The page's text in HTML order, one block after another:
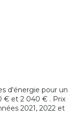
d'énergie pour un
€ et 2 040 € . Prix
2021, 2022 et